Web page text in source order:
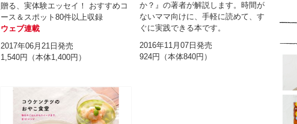
贈る、実体験エッセイ！ おすすめコ
ース＆スポット80件以上収録
ウェブ連載
2017年06月21日発売
1,540円（本体1,400円）
か？』の著者が解説します。時間が
ないママ向けに、手軽に読めて、す
ぐに実践できる本です。
2016年11月07日発売
924円（本体840円）